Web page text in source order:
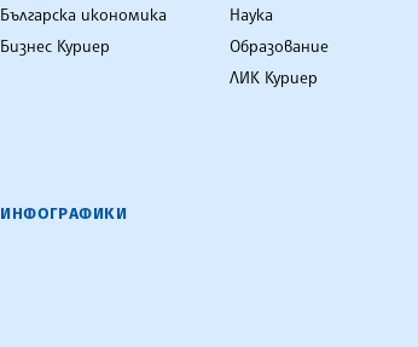
Българска икономика
Бизнес Куриер
Наука
Образование
ЛИК Куриер
ИНФОГРАФИКИ